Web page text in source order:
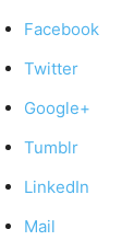
Facebook
Twitter
Google+
Tumblr
LinkedIn
Mail